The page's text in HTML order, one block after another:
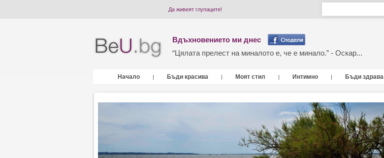
Да живеят глупаците!
Вдъхновението ми днес
“Цялата прелест на миналото е, че е минало.” - Оскар...
Начало | Бъди красива | Моят стил | Интимно | Бъди здрава